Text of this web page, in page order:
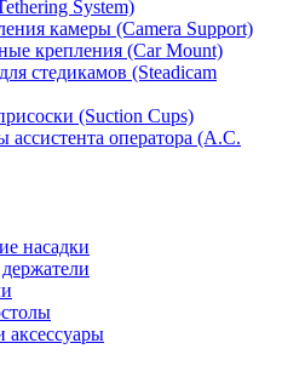
System)
камеры (Camera Support)
крепления (Car Mount)
стедикамов (Steadicam
(Suction Cups)
ассистента оператора (A.C.
насадки
аксессуары